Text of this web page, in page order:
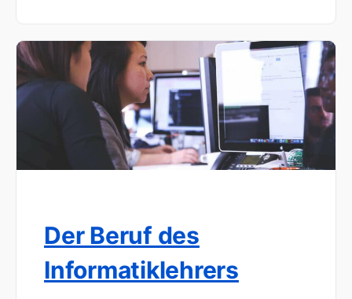
Der Beruf des
Informatiklehrers